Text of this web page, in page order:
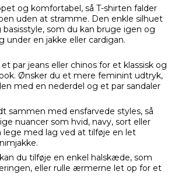
og komfortabel, så T-shirten falder
uden at stramme. Den enkle silhuet
basisstyle, som du kan bruge igen og
under en jakke eller cardigan.
par jeans eller chinos for et klassisk og
Ønsker du et mere feminint udtryk,
med en nederdel og et par sandaler
sammen med ensfarvede styles, så
nuancer som hvid, navy, sort eller
lege med lag ved at tilføje en let
du tilføje en enkel halskæde, som
eller rulle ærmerne let op for et